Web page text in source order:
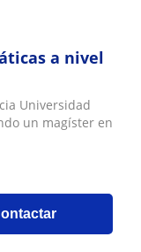
a nivel
Universidad
un magíster en